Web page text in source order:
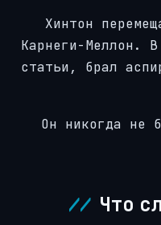
Хинтон
Карнеги-Меллон.
статьи, брал
Он никогда не
Что